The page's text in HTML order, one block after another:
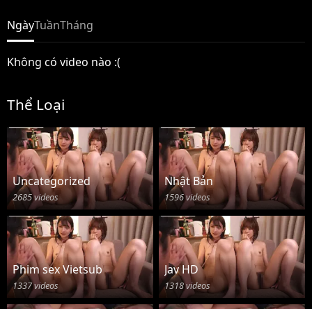
NgàyTuầnTháng
Không có video nào :(
Thể Loại
Uncategorized
2685 videos
Nhật Bản
1596 videos
Phim sex Vietsub
1337 videos
Jav HD
1318 videos